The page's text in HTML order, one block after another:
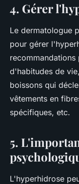
4. Gérer
Le dermatologue
pour gérer
recommandations
d'habitudes de
boissons qui
vêtements en
spécifiques, etc.
5.
L'hyperhidrose